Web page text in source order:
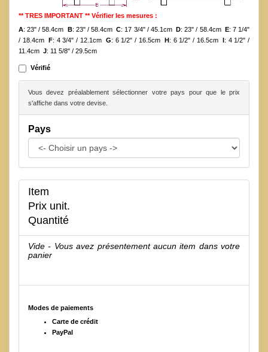
** TRES IMPORTANT ** Vérifier les mesures :
A: 23" / 58.4cm B: 23" / 58.4cmC: 17 3/4" / 45.1cmD: 23" / 58.4cm E: 7 1/4"
/ 18.4cm F: 4 3/4" / 12.1cm G: 6 1/2" / 16.5cm H: 6 1/2" / 16.5cm I: 4 1/2" /
11.4cm J: 11 5/8" / 29.5cm
Vérifié
Vous devez préalablement sélectionner votre pays pour que le prix
s'affiche dans votre devise.
Pays
Item
Prix unit.
Quantité
Vide - Vous avez présentement aucun item dans votre
panier
Modes de paiements
Carte de crédit
PayPal